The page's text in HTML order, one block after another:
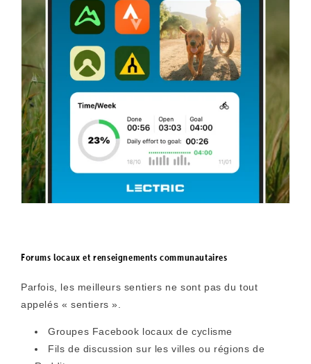
Forums locaux et renseignements communautaires
Parfois, les meilleurs sentiers ne sont pas du tout
appelés « sentiers ».
Groupes Facebook locaux de cyclisme
Fils de discussion sur les villes ou régions de